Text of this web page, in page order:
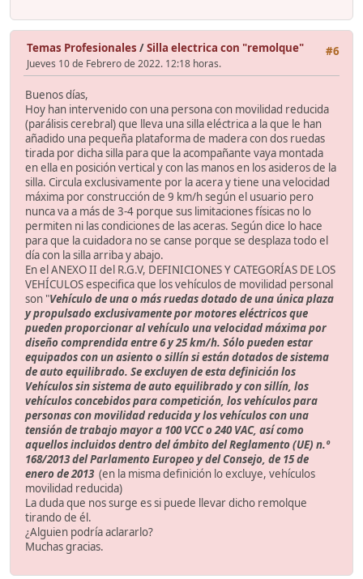
#6
Temas Profesionales /Silla electrica con "remolque"
Jueves 10 de Febrero de 2022. 12:18 horas.
Buenos días,
Hoy han intervenido con una persona con movilidad reducida
(parálisis cerebral) que lleva una silla eléctrica a la que le han
añadido una pequeña plataforma de madera con dos ruedas
tirada por dicha silla para que la acompañante vaya montada
en ella en posición vertical y con las manos en los asideros de la
silla. Circula exclusivamente por la acera y tiene una velocidad
máxima por construcción de 9 km/h según el usuario pero
nunca va a más de 3-4 porque sus limitaciones físicas no lo
permiten ni las condiciones de las aceras. Según dice lo hace
para que la cuidadora no se canse porque se desplaza todo el
día con la silla arriba y abajo.
En el ANEXO II del R.G.V, DEFINICIONES Y CATEGORÍAS DE LOS
VEHÍCULOS especifica que los vehículos de movilidad personal
son "Vehículo de una o más ruedas dotado de una única plaza
y propulsado exclusivamente por motores eléctricos que
pueden proporcionar al vehículo una velocidad máxima por
diseño comprendida entre 6 y 25 km/h. Sólo pueden estar
equipados con un asiento o sillín si están dotados de sistema
de auto equilibrado. Se excluyen de esta definición los
Vehículos sin sistema de auto equilibrado y con sillín, los
vehículos concebidos para competición, los vehículos para
personas con movilidad reducida y los vehículos con una
tensión de trabajo mayor a 100 VCC o 240 VAC, así como
aquellos incluidos dentro del ámbito del Reglamento (UE) n.º
168/2013 del Parlamento Europeo y del Consejo, de 15 de
enero de 2013 (en la misma definición lo excluye, vehículos
movilidad reducida)
La duda que nos surge es si puede llevar dicho remolque
tirando de él.
¿Alguien podría aclararlo?
Muchas gracias.